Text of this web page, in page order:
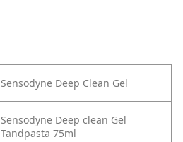
Sensodyne Deep Clean Gel
Sensodyne Deep clean Gel
Tandpasta 75ml